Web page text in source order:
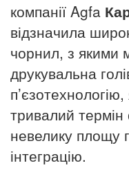
компанії Agfa
відзначила
чорнил, з якими
друкувальна
тривалий
невелику площу
інтеграцію.